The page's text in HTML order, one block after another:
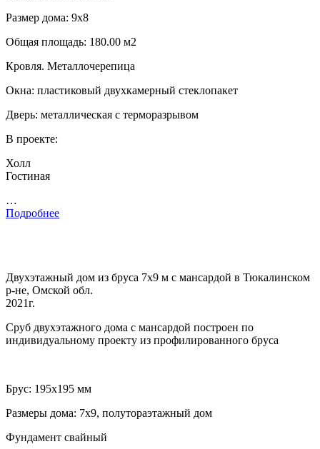
Размер дома: 9х8
Общая площадь: 180.00 м2
Кровля. Металлочерепица
Окна: пластиковый двухкамерный стеклопакет
Дверь: металлическая с терморазрывом
В проекте:
Холл
Гостиная
…
Подробнее
Двухэтажный дом из бруса 7х9 м с мансардой в Тюкалинском
р-не, Омской обл.
2021г.
Сруб двухэтажного дома с мансардой построен по
индивидуальному проекту из профилированного бруса
Брус: 195х195 мм
Размеры дома: 7х9, полутораэтажный дом
Фундамент свайный